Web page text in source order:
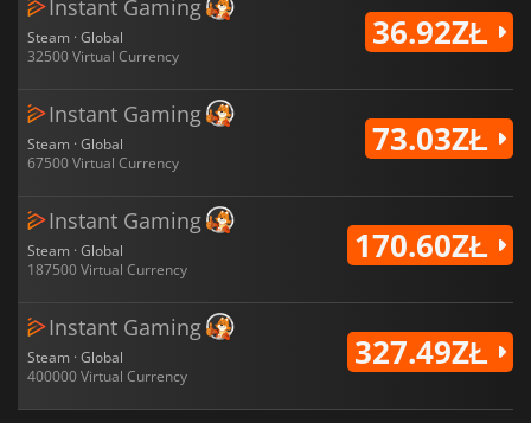
Instant Gaming
Steam · Global
32500 Virtual Currency
36.92ZŁ
Instant Gaming
Steam · Global
67500 Virtual Currency
73.03ZŁ
Instant Gaming
Steam · Global
187500 Virtual Currency
170.60ZŁ
Instant Gaming
Steam · Global
400000 Virtual Currency
327.49ZŁ